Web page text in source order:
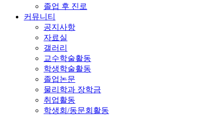
졸업 후 진로
커뮤니티
공지사항
자료실
갤러리
교수학술활동
학생학술활동
졸업논문
물리학과 장학금
취업활동
학생회/동문회활동